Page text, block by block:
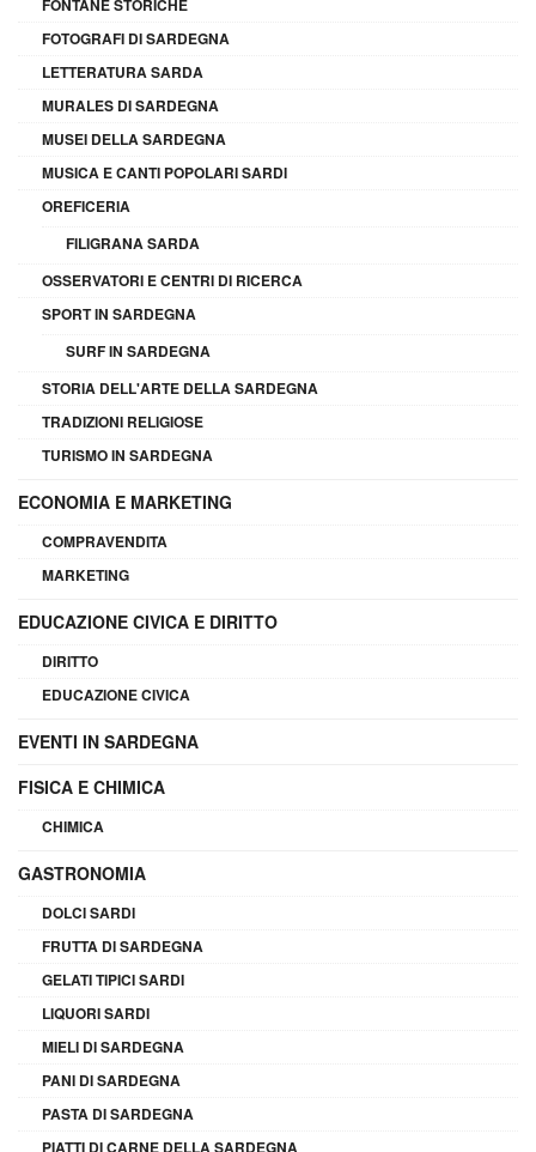
FONTANE STORICHE
FOTOGRAFI DI SARDEGNA
LETTERATURA SARDA
MURALES DI SARDEGNA
MUSEI DELLA SARDEGNA
MUSICA E CANTI POPOLARI SARDI
OREFICERIA
FILIGRANA SARDA
OSSERVATORI E CENTRI DI RICERCA
SPORT IN SARDEGNA
SURF IN SARDEGNA
STORIA DELL'ARTE DELLA SARDEGNA
TRADIZIONI RELIGIOSE
TURISMO IN SARDEGNA
ECONOMIA E MARKETING
COMPRAVENDITA
MARKETING
EDUCAZIONE CIVICA E DIRITTO
DIRITTO
EDUCAZIONE CIVICA
EVENTI IN SARDEGNA
FISICA E CHIMICA
CHIMICA
GASTRONOMIA
DOLCI SARDI
FRUTTA DI SARDEGNA
GELATI TIPICI SARDI
LIQUORI SARDI
MIELI DI SARDEGNA
PANI DI SARDEGNA
PASTA DI SARDEGNA
PIATTI DI CARNE DELLA SARDEGNA